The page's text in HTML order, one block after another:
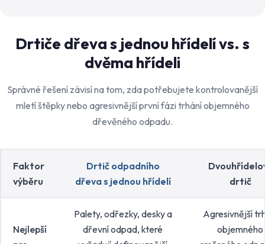
Drtiče dřeva s jednou hřídelí vs. s
dvěma hřídeli
Správné řešení závisí na tom, zda potřebujete kontrolovanější
mletí štěpky nebo agresivnější první fázi trhání objemného
dřevěného odpadu.
Faktor
výběru
Drtič odpadního
dřeva s jednou hřídelí
drtič
Nejlepší
Palety, odřezky, desky a
dřevní odpad, které
Agresivnější
objemného